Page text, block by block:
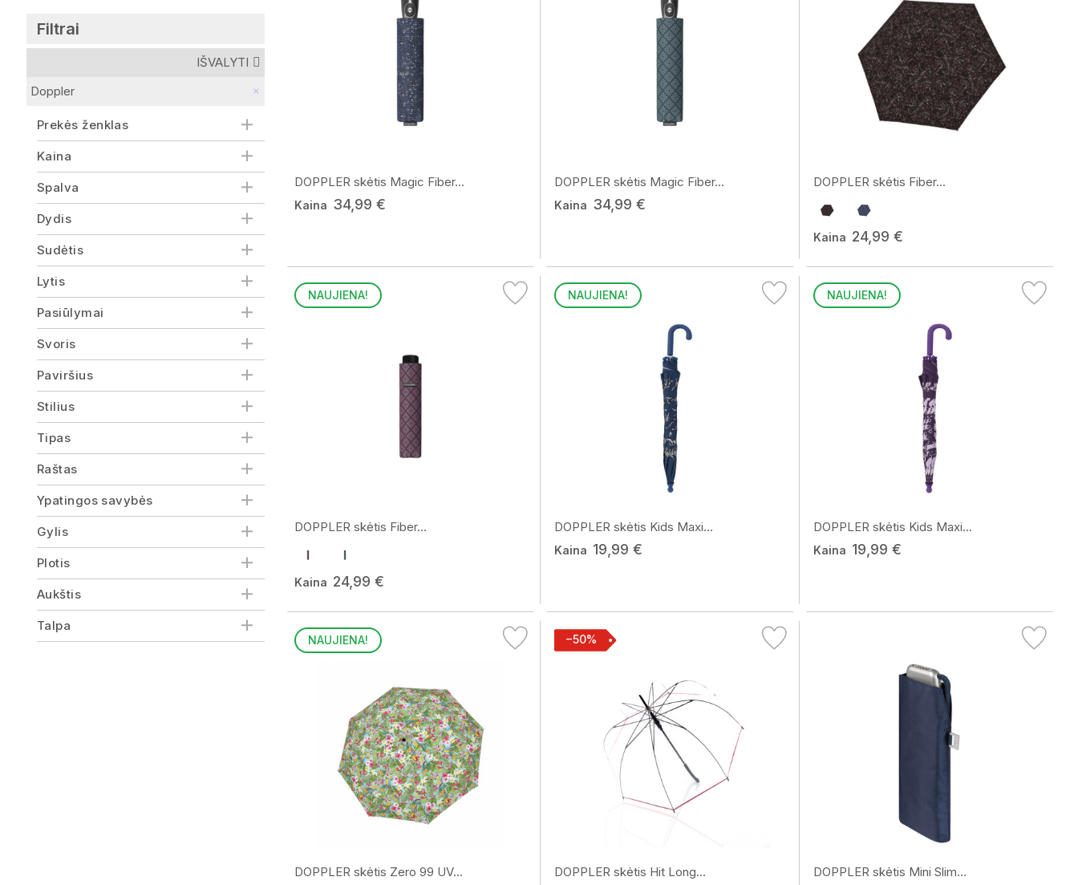
Filtrai
IŠVALYTI
Doppler
Prekės ženklas
Kaina
Spalva
Dydis
Sudėtis
Lytis
Pasiūlymai
Svoris
Paviršius
Stilius
Tipas
Raštas
Ypatingos savybės
Gylis
Plotis
Aukštis
Talpa
DOPPLER skėtis Magic Fiber...
Kaina 34,99 €
DOPPLER skėtis Magic Fiber...
Kaina 34,99 €
DOPPLER skėtis Fiber...
Kaina 24,99 €
NAUJIENA!
DOPPLER skėtis Fiber...
Kaina 24,99 €
NAUJIENA!
DOPPLER skėtis Kids Maxi...
Kaina 19,99 €
NAUJIENA!
DOPPLER skėtis Kids Maxi...
Kaina 19,99 €
NAUJIENA!
DOPPLER skėtis Zero 99 UV...
−50%
DOPPLER skėtis Hit Long... DOPPLER skėtis Mini Slim...